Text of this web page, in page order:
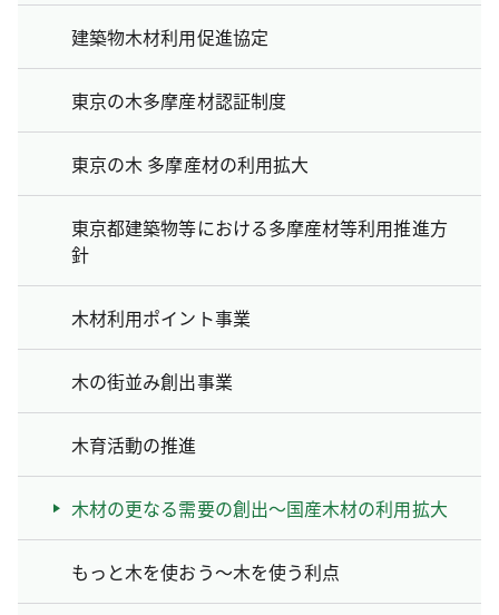
建築物木材利用促進協定
東京の木多摩産材認証制度
東京の木 多摩産材の利用拡大
東京都建築物等における多摩産材等利用推進方
針
木材利用ポイント事業
木の街並み創出事業
木育活動の推進
木材の更なる需要の創出～国産木材の利用拡大
もっと木を使おう～木を使う利点